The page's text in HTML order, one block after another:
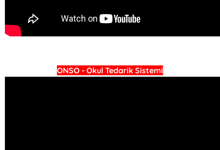
ONSO - Okul Tedarik Sistemi